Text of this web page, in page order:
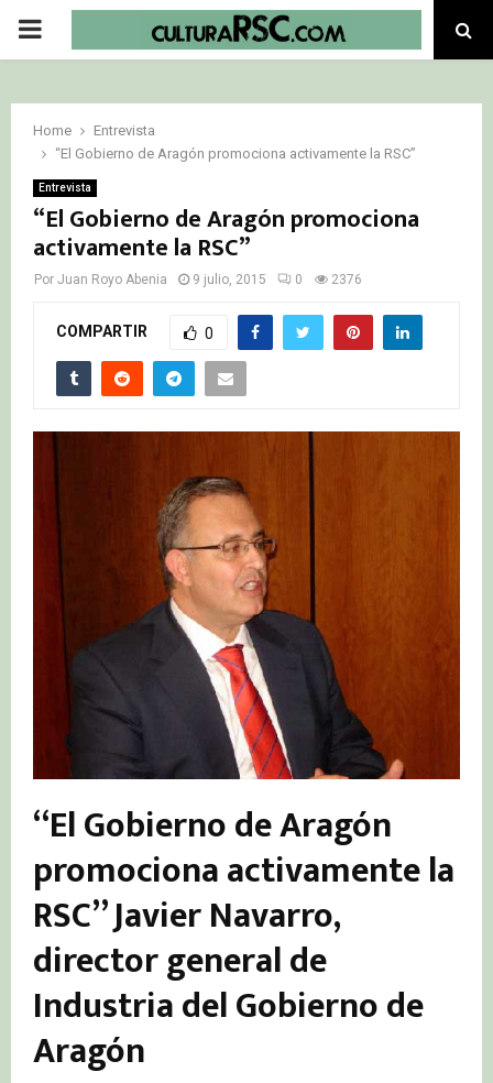
PRIMARY
Home
Entrevista
“El Gobierno de Aragón promociona activamente la RSC”
Entrevista
“El Gobierno de Aragón promociona
activamente la RSC”
Por Juan Royo Abenia 9 julio, 2015 0 2376
COMPARTIR 0
“El Gobierno de Aragón
promociona activamente la
RSC”Javier Navarro,
director general de
Industria del Gobierno de
Aragón